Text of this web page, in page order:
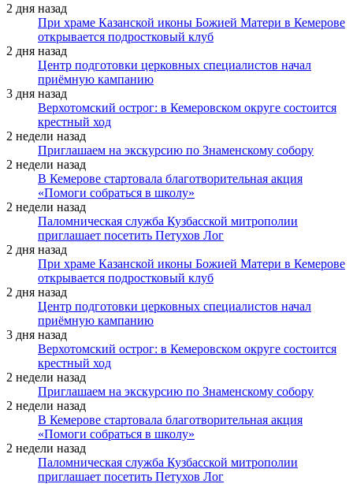
2 дня назад
При храме Казанской иконы Божией Матери в Кемерове
открывается подростковый клуб
2 дня назад
Центр подготовки церковных специалистов начал
приёмную кампанию
3 дня назад
Верхотомский острог: в Кемеровском округе состоится
крестный ход
2 недели назад
Приглашаем на экскурсию по Знаменскому собору
2 недели назад
В Кемерове стартовала благотворительная акция
«Помоги собраться в школу»
2 недели назад
Паломническая служба Кузбасской митрополии
приглашает посетить Петухов Лог
2 дня назад
При храме Казанской иконы Божией Матери в Кемерове
открывается подростковый клуб
2 дня назад
Центр подготовки церковных специалистов начал
приёмную кампанию
3 дня назад
Верхотомский острог: в Кемеровском округе состоится
крестный ход
2 недели назад
Приглашаем на экскурсию по Знаменскому собору
2 недели назад
В Кемерове стартовала благотворительная акция
«Помоги собраться в школу»
2 недели назад
Паломническая служба Кузбасской митрополии
приглашает посетить Петухов Лог